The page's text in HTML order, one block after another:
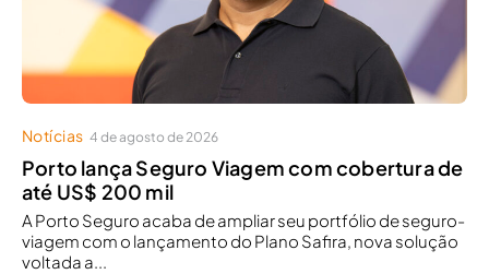
Notícias 4 de agosto de 2026
Porto lança Seguro Viagem com cobertura de
até US$ 200 mil
A Porto Seguro acaba de ampliar seu portfólio de seguro-
viagem com o lançamento do Plano Safira, nova solução
voltada a...